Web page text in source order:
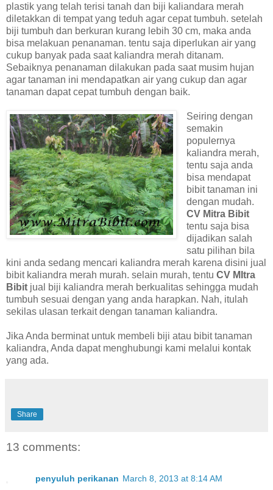
plastik yang telah terisi tanah dan biji kaliandara merah
diletakkan di tempat yang teduh agar cepat tumbuh. setelah
biji tumbuh dan berkuran kurang lebih 30 cm, maka anda
bisa melakuan penanaman. tentu saja diperlukan air yang
cukup banyak pada saat kaliandra merah ditanam.
Sebaiknya penanaman dilakukan pada saat musim hujan
agar tanaman ini mendapatkan air yang cukup dan agar
tanaman dapat cepat tumbuh dengan baik.
Seiring dengan
semakin
populernya
kaliandra merah,
tentu saja anda
bisa mendapat
bibit tanaman ini
dengan mudah.
CV Mitra Bibit
tentu saja bisa
dijadikan salah
satu pilihan bila
kini anda sedang mencari kaliandra merah karena disini jual
bibit kaliandra merah murah. selain murah, tentu CV MItra
Bibit jual biji kaliandra merah berkualitas sehingga mudah
tumbuh sesuai dengan yang anda harapkan. Nah, itulah
sekilas ulasan terkait dengan tanaman kaliandra.
Jika Anda berminat untuk membeli biji atau bibit tanaman
kaliandra, Anda dapat menghubungi kami melalui kontak
yang ada.
Share
13 comments:
penyuluh perikanan March 8, 2013 at 8:14 AM